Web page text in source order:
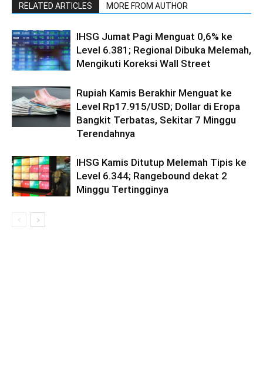
RELATED ARTICLES MORE FROM AUTHOR
IHSG Jumat Pagi Menguat 0,6% ke
Level 6.381; Regional Dibuka Melemah,
Mengikuti Koreksi Wall Street
Rupiah Kamis Berakhir Menguat ke
Level Rp17.915/USD; Dollar di Eropa
Bangkit Terbatas, Sekitar 7 Minggu
Terendahnya
IHSG Kamis Ditutup Melemah Tipis ke
Level 6.344; Rangebound dekat 2
Minggu Tertingginya